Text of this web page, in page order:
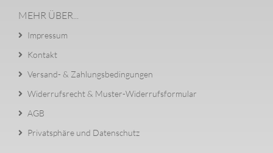
MEHR ÜBER...
Impressum
Kontakt
Versand- & Zahlungsbedingungen
Widerrufsrecht & Muster-Widerrufsformular
AGB
Privatsphäre und Datenschutz